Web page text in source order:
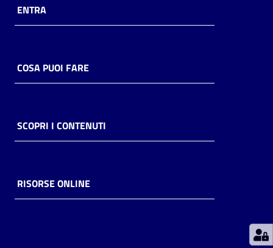
Risorse
online
Casa
Piani
storico
ENTRA
COSA PUOI FARE
SCOPRI I CONTENUTI
RISORSE ONLINE